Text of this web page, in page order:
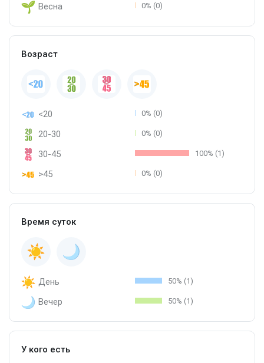
Весна 0% (0)
Возраст
<20 0% (0)
20-30 0% (0)
30-45 100% (1)
>45 0% (0)
Время суток
День 50% (1)
Вечер 50% (1)
У кого есть